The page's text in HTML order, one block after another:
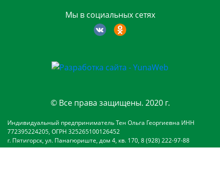
Мы в социальных сетях
© Все права защищены. 2020 г.
Индивидуальный предприниматель Тен Ольга Георгиевна ИНН
772395224205, ОГРН 325265100126452
г. Пятигорск, ул. Панагюриште, дом 4, кв. 170, 8 (928) 222-97-88